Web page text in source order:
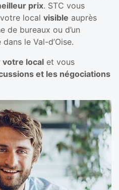
prix. STC vous
local visible auprès
de bureaux ou d’un
le Val-d’Oise.
votre local et vous
et les négociations